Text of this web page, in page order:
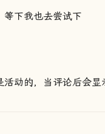
等下我也去尝试下
活动的，当评论后会显